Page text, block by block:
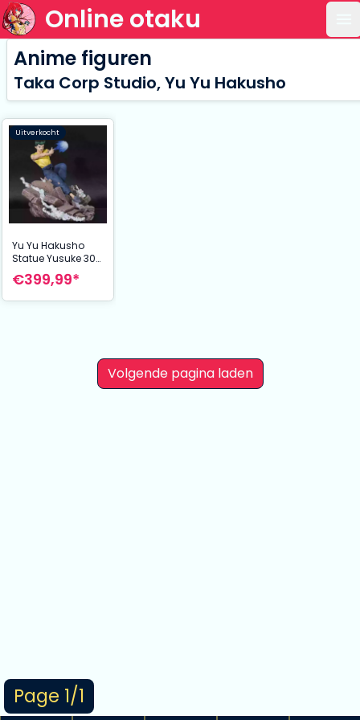
Online otaku
Page 1/1
Anime figuren
Taka Corp Studio, Yu Yu Hakusho
Uitverkocht
Yu Yu Hakusho
Statue Yusuke 30
cm
€399,99*
Volgende pagina laden